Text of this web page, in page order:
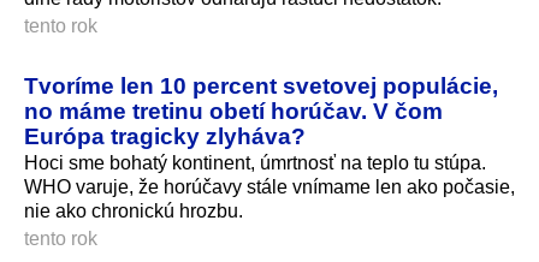
tento rok
Tvoríme len 10 percent svetovej populácie,
no máme tretinu obetí horúčav. V čom
Európa tragicky zlyháva?
Hoci sme bohatý kontinent, úmrtnosť na teplo tu stúpa.
WHO varuje, že horúčavy stále vnímame len ako počasie,
nie ako chronickú hrozbu.
tento rok